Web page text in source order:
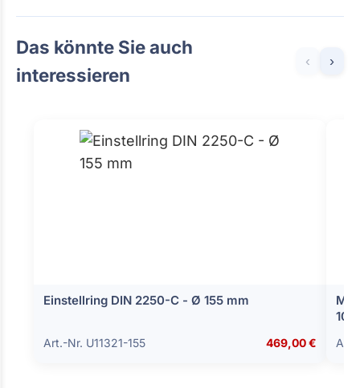
Das könnte Sie auch
interessieren
‹ ›
Einstellring DIN 2250-C - Ø 155 mm
Art.-Nr. U11321-155 469,00 €